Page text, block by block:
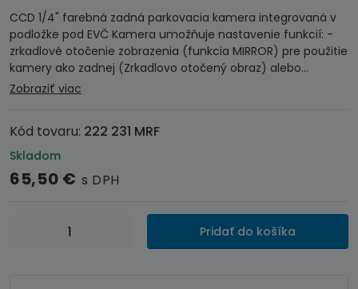
CCD 1/4" farebná zadná parkovacia kamera integrovaná v
podložke pod EVČ Kamera umožňuje nastavenie funkcií: -
zrkadlové otočenie zobrazenia (funkcia MIRROR) pre použitie
kamery ako zadnej (Zrkadlovo otočený obraz) alebo…
Zobraziť viac
Kód tovaru: 222 231 MRF
Skladom
65,50 € s DPH
množstvo
Pridať do košíka